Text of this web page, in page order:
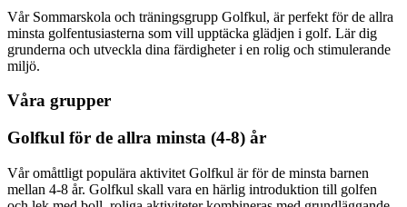
Vår Sommarskola och träningsgrupp Golfkul, är perfekt för de allra
minsta golfentusiasterna som vill upptäcka glädjen i golf. Lär dig
grunderna och utveckla dina färdigheter i en rolig och stimulerande
miljö.
Våra grupper
Golfkul för de allra minsta (4-8) år
Vår omåttligt populära aktivitet Golfkul är för de minsta barnen
mellan 4-8 år. Golfkul skall vara en härlig introduktion till golfen